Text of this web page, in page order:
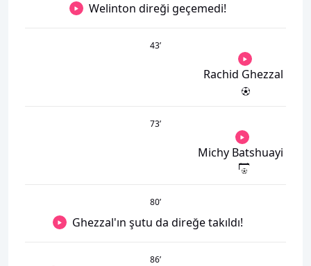
Welinton direği geçemedi!
43’
Rachid Ghezzal
73’
Michy Batshuayi
80’
Ghezzal'ın şutu da direğe takıldı!
86’